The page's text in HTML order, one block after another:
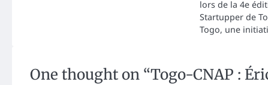
lors de la 4e
Startupper de
Togo, une
One thought on “Togo-CNAP :